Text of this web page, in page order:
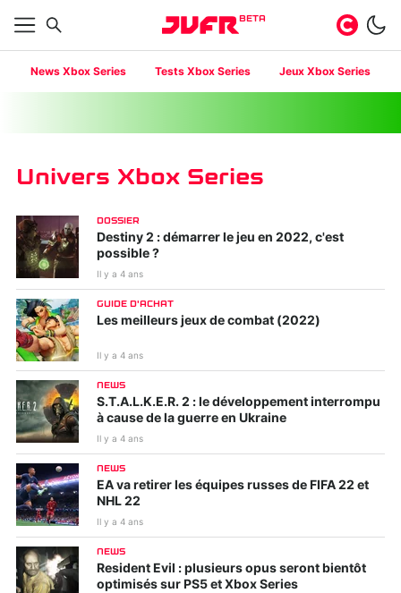
BETA
News Xbox Series Tests Xbox Series Jeux Xbox Series
Univers Xbox Series
DOSSIER
Destiny 2 : démarrer le jeu en 2022, c'est
possible ?
Il y a 4 ans
GUIDE D'ACHAT
Les meilleurs jeux de combat (2022)
Il y a 4 ans
NEWS
S.T.A.L.K.E.R. 2 : le développement interrompu
à cause de la guerre en Ukraine
Il y a 4 ans
NEWS
EA va retirer les équipes russes de FIFA 22 et
NHL 22
Il y a 4 ans
NEWS
Resident Evil : plusieurs opus seront bientôt
optimisés sur PS5 et Xbox Series